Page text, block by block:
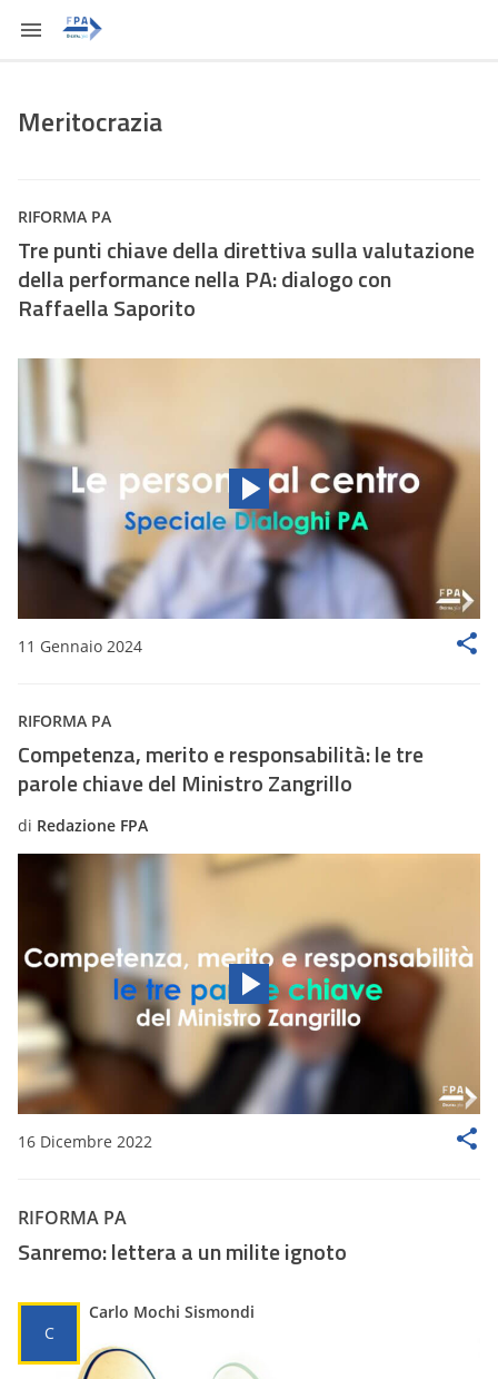
Meritocrazia
RIFORMA PA
Tre punti chiave della direttiva sulla valutazione
della performance nella PA: dialogo con
Raffaella Saporito
11 Gennaio 2024
RIFORMA PA
Competenza, merito e responsabilità: le tre
parole chiave del Ministro Zangrillo
di Redazione FPA
16 Dicembre 2022
RIFORMA PA
Sanremo: lettera a un milite ignoto
C
Carlo Mochi Sismondi